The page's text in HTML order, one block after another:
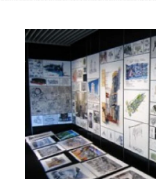
ソーシャルグッド
会社概要・アクセス
役員構成・組織図
拠点一覧
グループ会社
実績紹介TOP
アーバン & リテール
ホスピタリティ
コーポレート
エンターテインメント
コンベンション & イベント
パブリック
採用情報
採用情報TOP
新卒採用
キャリア採用
働く環境
プロジェクト紹介
派遣社員について
IR情報
サステナビリティ